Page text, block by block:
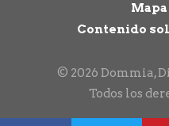
Contenido
© 2026 Dommia,
Todos los